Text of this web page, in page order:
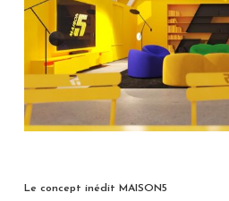
Le concept inédit MAISON5